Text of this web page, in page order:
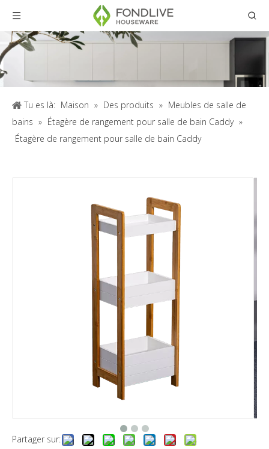
Tu es là: Maison » Des produits » Meubles de salle de
bains » Étagère de rangement pour salle de bain Caddy »
Étagère de rangement pour salle de bain Caddy
Partager sur: